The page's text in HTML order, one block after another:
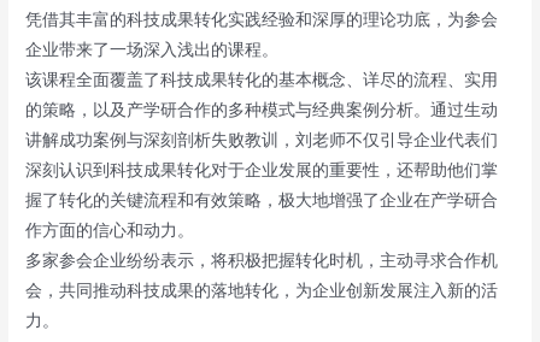
凭借其丰富的科技成果转化实践经验和深厚的理论功底，为参会
企业带来了一场深入浅出的课程。
该课程全面覆盖了科技成果转化的基本概念、详尽的流程、实用
的策略，以及产学研合作的多种模式与经典案例分析。通过生动
讲解成功案例与深刻剖析失败教训，刘老师不仅引导企业代表们
深刻认识到科技成果转化对于企业发展的重要性，还帮助他们掌
握了转化的关键流程和有效策略，极大地增强了企业在产学研合
作方面的信心和动力。
多家参会企业纷纷表示，将积极把握转化时机，主动寻求合作机
会，共同推动科技成果的落地转化，为企业创新发展注入新的活
力。